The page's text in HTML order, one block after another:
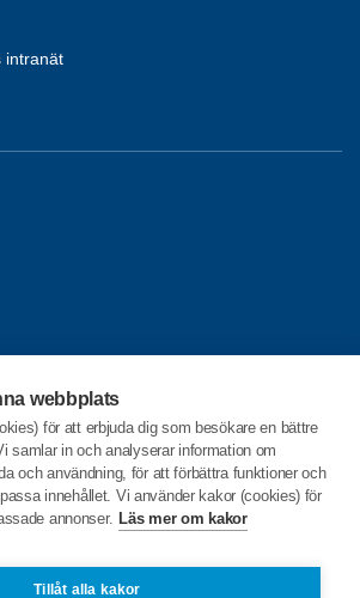
webbplats
för att erbjuda dig som besökare en bättre
samlar in och analyserar information om
och användning, för att förbättra funktioner och
innehållet. Vi använder kakor (cookies) för
annonser. Läs mer om kakor
Tillåt alla kakor
intranät